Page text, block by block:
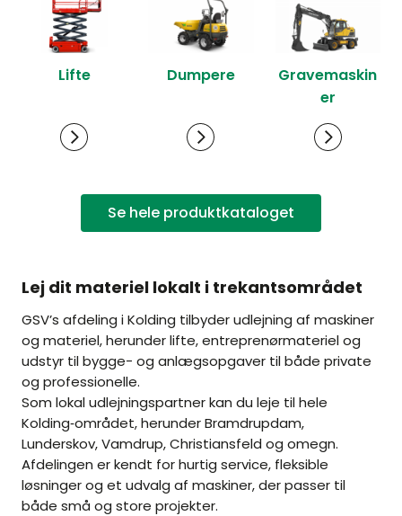
Lifte Dumpere
Gravemaskin
er
Se hele produktkataloget
Lej dit materiel lokalt i trekantsområdet
GSV’s afdeling i Kolding tilbyder udlejning af maskiner
og materiel, herunder lifte, entreprenørmateriel og
udstyr til bygge- og anlægsopgaver til både private
og professionelle.
Som lokal udlejningspartner kan du leje til hele
Kolding‑området, herunder Bramdrupdam,
Lunderskov, Vamdrup, Christiansfeld og omegn.
Afdelingen er kendt for hurtig service, fleksible
løsninger og et udvalg af maskiner, der passer til
både små og store projekter.